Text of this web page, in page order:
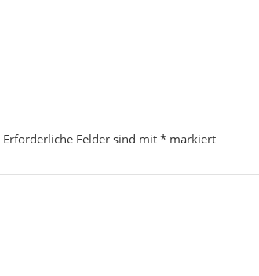
Erforderliche Felder sind mit * markiert